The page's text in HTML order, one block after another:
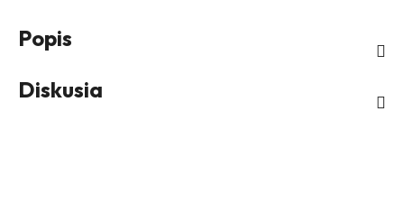
Popis
Diskusia